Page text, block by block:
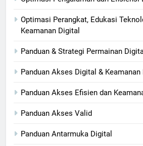
Optimasi Perangkat, Edukasi
Keamanan Digital
Panduan & Strategi Permainan
Panduan Akses Digital & Keamanan
Panduan Akses Efisien dan
Panduan Akses Valid
Panduan Antarmuka Digital